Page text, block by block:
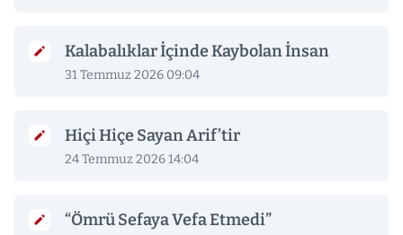
Kalabalıklar İçinde Kaybolan İnsan
31 Temmuz 2026 09:04
Hiçi Hiçe Sayan Arif’tir
24 Temmuz 2026 14:04
“Ömrü Sefaya Vefa Etmedi”